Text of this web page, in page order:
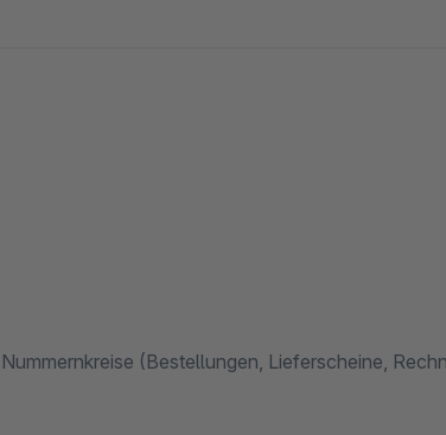
(Bestellungen, Lieferscheine,